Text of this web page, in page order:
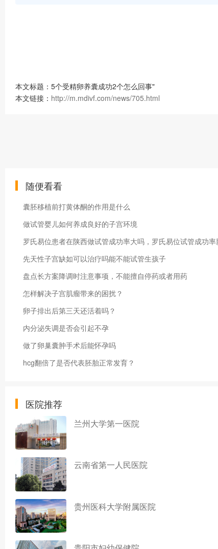
本文标题：5个受精卵养囊成功2个怎么回事"
本文链接： http://m.mdivf.com/news/705.html
随便看看
囊胚移植前打黄体酮的作用是什么
做试管婴儿如何养成良好的子宫环境
罗氏易位患者在陕西做试管成功率大吗，罗氏易位试管成功
先天性子宫缺如可以治疗吗能不能试管生孩子
盘点长方案降调时注意事项，不能擅自停药或者用药
怎样解决子宫肌瘤带来的困扰？
卵子排出后第三天还活着吗？
内分泌失调是否会引起不孕
做了卵巢囊肿手术后能怀孕吗
hcg翻倍了是否代表胚胎正常发育？
医院推荐
兰州大学第一医院
云南省第一人民医院
贵州医科大学附属医院